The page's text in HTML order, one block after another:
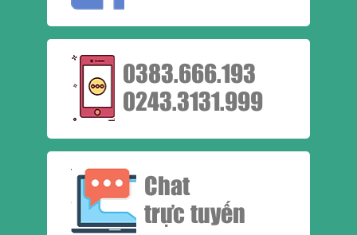
0383.666.193
0243.3131.999
Chat
trực tuyến